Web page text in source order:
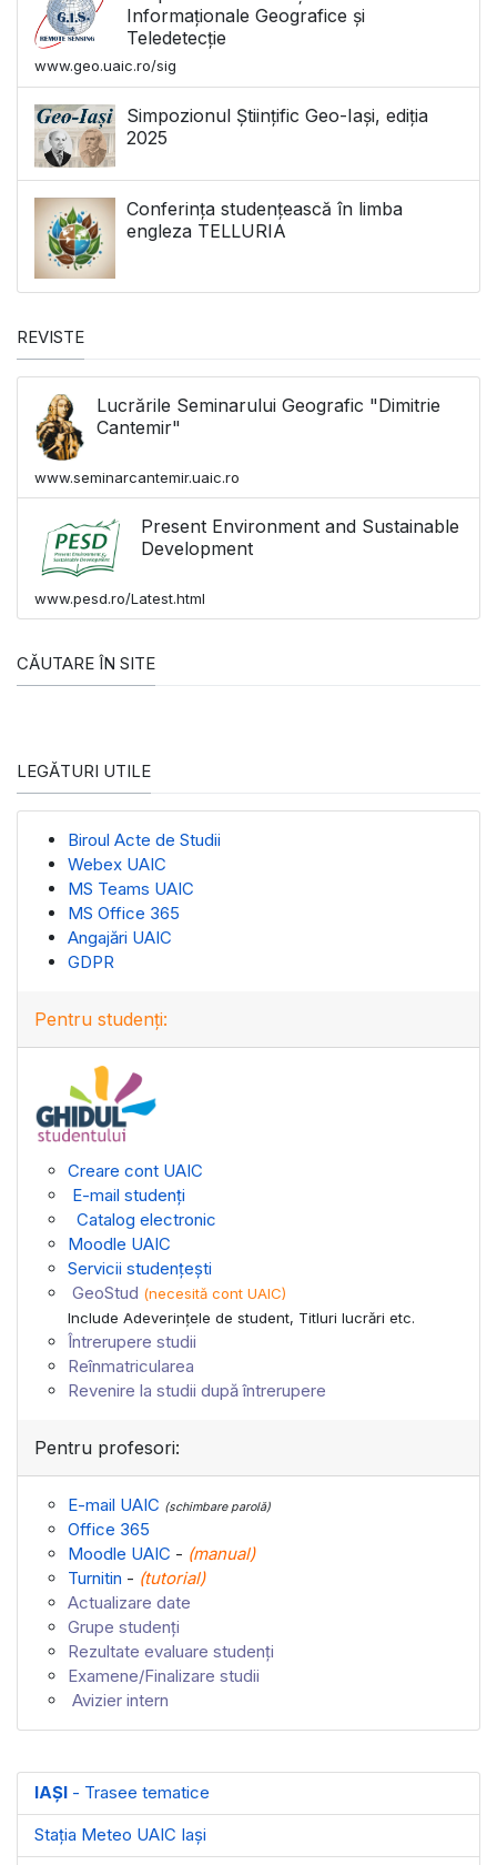
Informaționale Geografice și
Teledetecție
www.geo.uaic.ro/sig
Simpozionul Științific Geo-Iași, ediția
2025
Conferința studențească în limba
engleza TELLURIA
REVISTE
Lucrările Seminarului Geografic "Dimitrie
Cantemir"
www.seminarcantemir.uaic.ro
Present Environment and Sustainable
Development
www.pesd.ro/Latest.html
CĂUTARE ÎN SITE
LEGĂTURI UTILE
Biroul Acte de Studii
Webex UAIC
MS Teams UAIC
MS Office 365
Angajări UAIC
GDPR
Pentru studenți:
Creare cont UAIC
E-mail studenți
Catalog electronic
Moodle UAIC
Servicii studențești
GeoStud (necesită cont UAIC)
Include Adeverinţele de student, Titluri lucrări etc.
Întrerupere studii
Reînmatricularea
Revenire la studii după întrerupere
Pentru profesori:
E-mail UAIC (schimbare parolă)
Office 365
Moodle UAIC - (manual)
Turnitin - (tutorial)
Actualizare date
Grupe studenți
Rezultate evaluare studenți
Examene/Finalizare studii
Avizier intern
IAȘI - Trasee tematice
Stația Meteo UAIC Iași